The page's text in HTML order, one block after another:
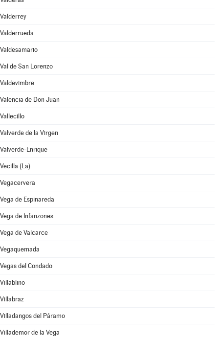
Valderrey
Valderrueda
Valdesamario
Val de San Lorenzo
Valdevimbre
Valencia de Don Juan
Vallecillo
Valverde de la Virgen
Valverde-Enrique
Vecilla (La)
Vegacervera
Vega de Espinareda
Vega de Infanzones
Vega de Valcarce
Vegaquemada
Vegas del Condado
Villablino
Villabraz
Villadangos del Páramo
Villademor de la Vega